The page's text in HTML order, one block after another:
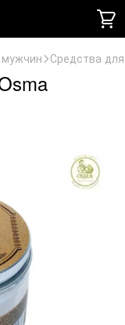
Средства